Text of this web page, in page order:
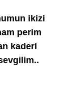
ikizi
perim
kaderi